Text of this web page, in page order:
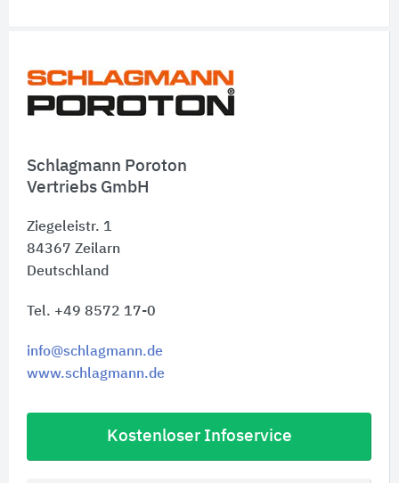
Schlagmann Poroton
Vertriebs GmbH
Ziegeleistr. 1
84367 Zeilarn
Deutschland
Tel. +49 8572 17-0
info@schlagmann.de
www.schlagmann.de
Kostenloser Infoservice
Schnelleinstiege